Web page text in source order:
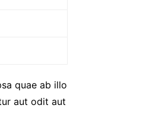
quae ab illo
aut odit aut